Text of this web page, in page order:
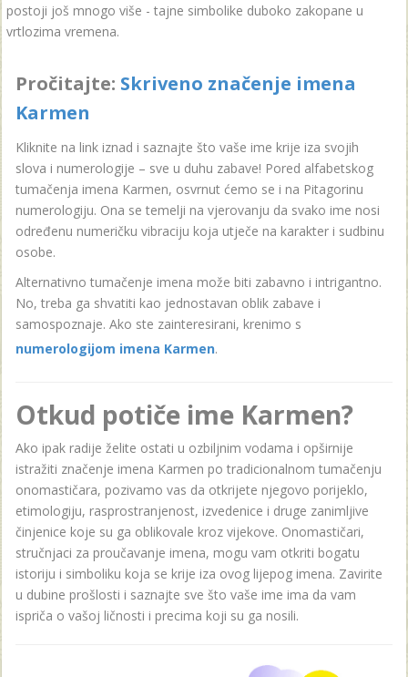
postoji još mnogo više - tajne simbolike duboko zakopane u
vrtlozima vremena.
Pročitajte: Skriveno značenje imena
Karmen
Kliknite na link iznad i saznajte što vaše ime krije iza svojih
slova i numerologije – sve u duhu zabave! Pored alfabetskog
tumačenja imena Karmen, osvrnut ćemo se i na Pitagorinu
numerologiju. Ona se temelji na vjerovanju da svako ime nosi
određenu numeričku vibraciju koja utječe na karakter i sudbinu
osobe.
Alternativno tumačenje imena može biti zabavno i intrigantno.
No, treba ga shvatiti kao jednostavan oblik zabave i
samospoznaje. Ako ste zainteresirani, krenimo s
numerologijom imena Karmen.
Otkud potiče ime Karmen?
Ako ipak radije želite ostati u ozbiljnim vodama i opširnije
istražiti značenje imena Karmen po tradicionalnom tumačenju
onomastičara, pozivamo vas da otkrijete njegovo porijeklo,
etimologiju, rasprostranjenost, izvedenice i druge zanimljive
činjenice koje su ga oblikovale kroz vijekove. Onomastičari,
stručnjaci za proučavanje imena, mogu vam otkriti bogatu
istoriju i simboliku koja se krije iza ovog lijepog imena. Zavirite
u dubine prošlosti i saznajte sve što vaše ime ima da vam
ispriča o vašoj ličnosti i precima koji su ga nosili.